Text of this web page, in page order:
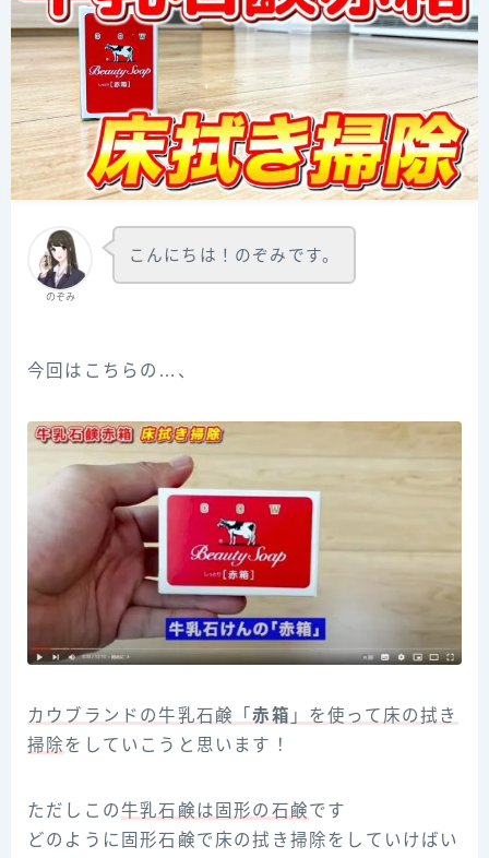
のぞみ
こんにちは！のぞみです。
今回はこちらの…、
カウブランドの牛乳石鹸「赤箱 」を使って床の拭き
掃除をしていこうと思います！
ただしこの牛乳石鹸は固形の石鹸です
どのように固形石鹸で床の拭き掃除をしていけばい